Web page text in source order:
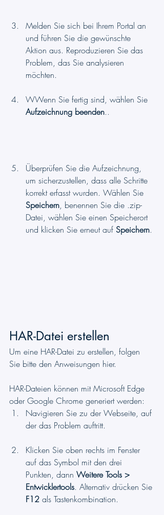
Melden Sie sich bei Ihrem Portal an
und führen Sie die gewünschte
Aktion aus. Reproduzieren Sie das
Problem, das Sie analysieren
möchten.
WWenn Sie fertig sind, wählen Sie
Aufzeichnung beenden..
Überprüfen Sie die Aufzeichnung,
um sicherzustellen, dass alle Schritte
korrekt erfasst wurden. Wählen Sie
Speichern, benennen Sie die .zip-
Datei, wählen Sie einen Speicherort
und klicken Sie erneut auf Speichern.
HAR-Datei erstellen
Um eine HAR-Datei zu erstellen, folgen
Sie bitte den Anweisungen hier.
HAR-Dateien können mit Microsoft Edge
oder Google Chrome generiert werden:
Navigieren Sie zu der Webseite, auf
der das Problem auftritt.
Klicken Sie oben rechts im Fenster
auf das Symbol mit den drei
Punkten, dann Weitere Tools >
Entwicklertools. Alternativ drücken Sie
F12 als Tastenkombination.